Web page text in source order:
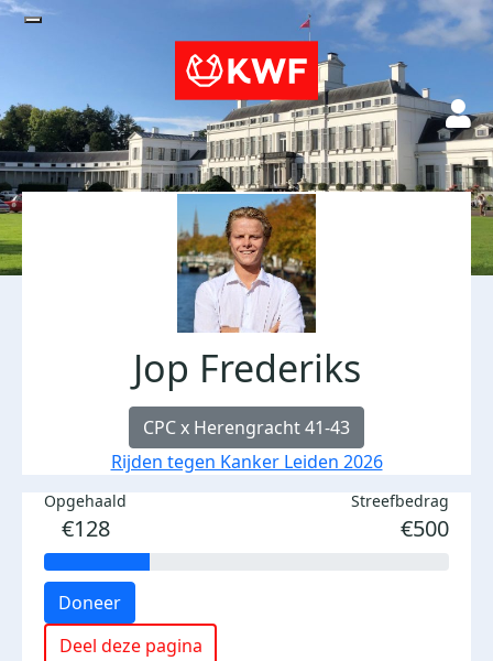
Jop Frederiks
CPC x Herengracht 41-43
Rijden tegen Kanker Leiden 2026
Opgehaald
€128
Streefbedrag
€500
Doneer
Deel deze pagina